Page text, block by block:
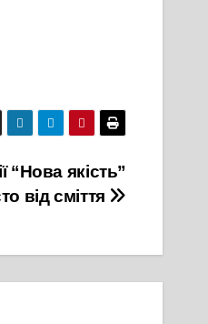
“Нова якість”
від сміття